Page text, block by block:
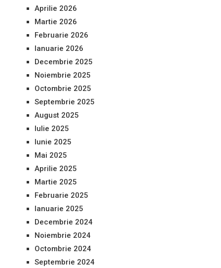
Aprilie 2026
Martie 2026
Februarie 2026
Ianuarie 2026
Decembrie 2025
Noiembrie 2025
Octombrie 2025
Septembrie 2025
August 2025
Iulie 2025
Iunie 2025
Mai 2025
Aprilie 2025
Martie 2025
Februarie 2025
Ianuarie 2025
Decembrie 2024
Noiembrie 2024
Octombrie 2024
Septembrie 2024